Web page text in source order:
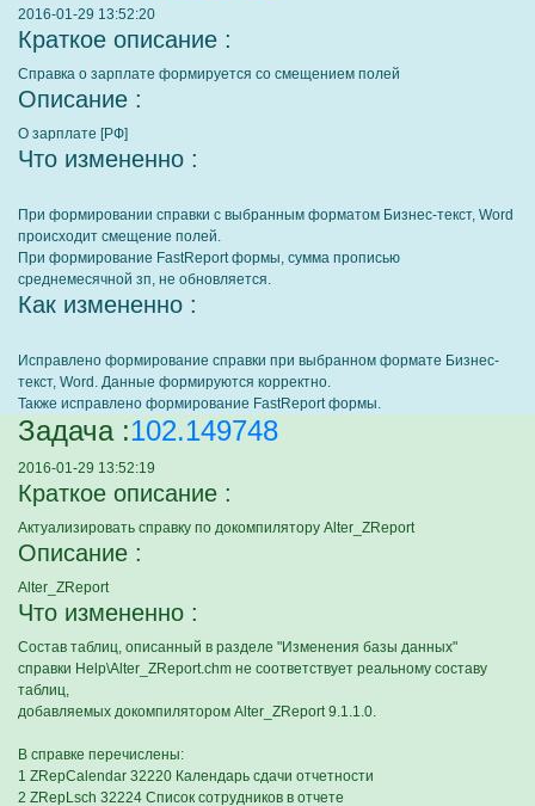
2016-01-29 13:52:20
Краткое описание :
Справка о зарплате формируется со смещением полей
Описание :
О зарплате [РФ]
Что измененно :
При формировании справки с выбранным форматом Бизнес-текст, Word
происходит смещение полей.
При формирование FastReport формы, сумма прописью
среднемесячной зп, не обновляется.
Как измененно :
Исправлено формирование справки при выбранном формате Бизнес-
текст, Word. Данные формируются корректно.
Также исправлено формирование FastReport формы.
Задача :102.149748
2016-01-29 13:52:19
Краткое описание :
Актуализировать справку по докомпилятору Alter_ZReport
Описание :
Alter_ZReport
Что измененно :
Состав таблиц, описанный в разделе "Изменения базы данных"
справки Help\Alter_ZReport.chm не соответствует реальному составу
таблиц,
добавляемых докомпилятором Alter_ZReport 9.1.1.0.
В справке перечислены:
1 ZRepCalendar 32220 Календарь сдачи отчетности
2 ZRepLsch 32224 Список сотрудников в отчете